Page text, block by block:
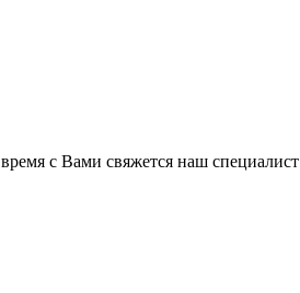
с Вами свяжется наш специалист